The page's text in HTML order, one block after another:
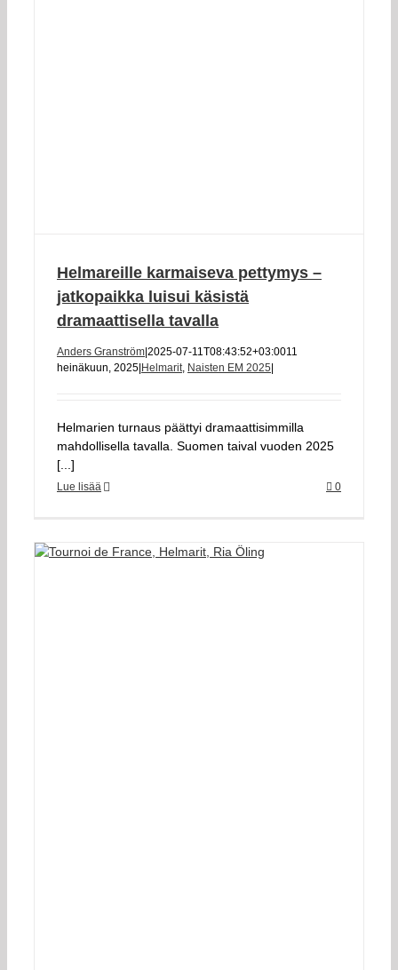
Helmareille karmaiseva pettymys –
jatkopaikka luisui käsistä
dramaattisella tavalla
Anders Granström 2025-07-11T08:43:52+03:0011
heinäkuun, 2025 Helmarit, Naisten EM 2025
Helmarien turnaus päättyi dramaattisimmilla
mahdollisella tavalla. Suomen taival vuoden 2025
[...]
Lue lisää 0